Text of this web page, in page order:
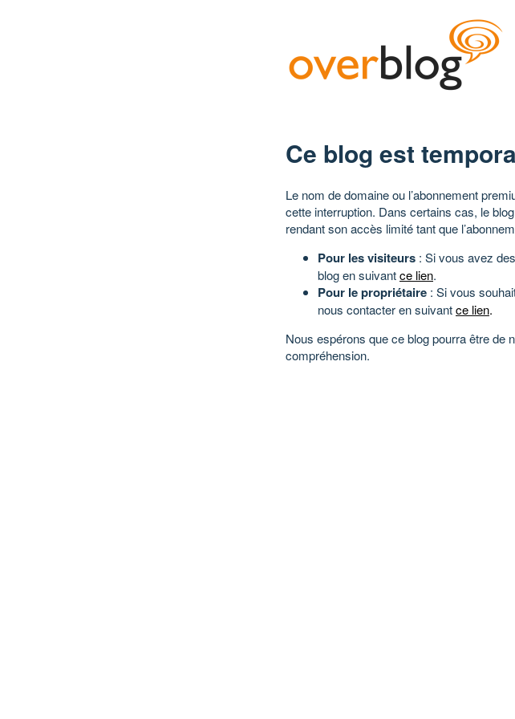
Ce blog est
Le nom de domaine ou l’abonnement
cette interruption. Dans certains cas, le
rendant son accès limité tant que
Pour les visiteurs : Si vous avez
blog en suivantce lien.
Pour le propriétaire : Si vous
nous contacter en suivantce lien.
Nous espérons que ce blog pourra être de
compréhension.